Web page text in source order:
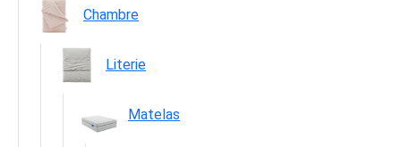
Chambre
Literie
Matelas